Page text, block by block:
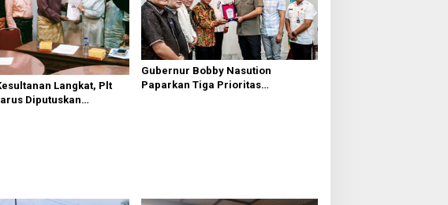
Langkat, Plt
Diputuskan
Gubernur Bobby Nasution
Paparkan Tiga Prioritas